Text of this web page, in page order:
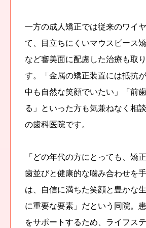
一方の成人矯正では従来のワイ
て、目立ちにくいマウスピース
など審美面に配慮した治療も取
す。「金属の矯正装置には抵抗
中も自然な笑顔でいたい」「前
る」といった方も気兼ねなく相
の歯科医院です。
「どの年代の方にとっても、矯
歯並びと健康的な噛み合わせを
は、自信に満ちた笑顔と豊かな
に重要な要素」だという同院。
をサポートするため、ライフス